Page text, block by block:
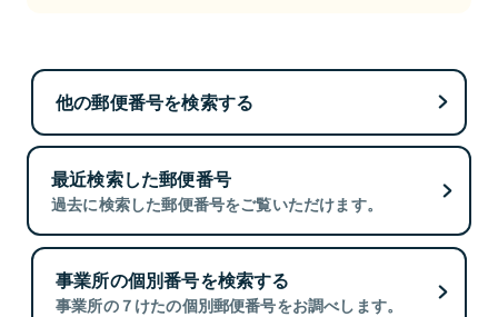
他の郵便番号を検索する
最近検索した郵便番号
過去に検索した郵便番号をご覧いただけます。
事業所の個別番号を検索する
事業所の７けたの個別郵便番号をお調べします。